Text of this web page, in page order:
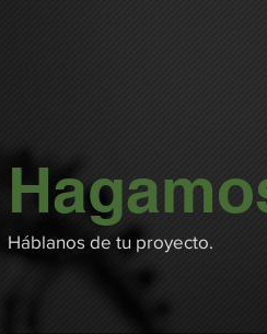
Háblanos de tu proyecto.